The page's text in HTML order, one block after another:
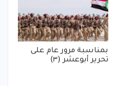
بمناسبة مرور عام على
تحرير أبوعشر (٣)